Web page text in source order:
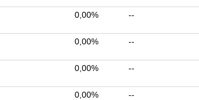
0,00% --
0,00% --
0,00% --
0,00% --